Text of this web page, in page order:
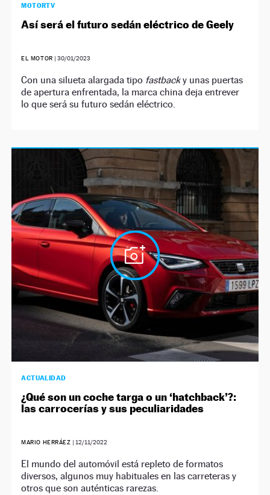
MOTORTV
Así será el futuro sedán eléctrico de Geely
EL MOTOR | 30/01/2023
Con una silueta alargada tipo fastbacky unas puertas
de apertura enfrentada, la marca china deja entrever
lo que será su futuro sedán eléctrico.
ACTUALIDAD
¿Qué son un coche targa o un ‘hatchback’?:
las carrocerías y sus peculiaridades
MARIO HERRÁEZ | 12/11/2022
El mundo del automóvil está repleto de formatos
diversos, algunos muy habituales en las carreteras y
otros que son auténticas rarezas.